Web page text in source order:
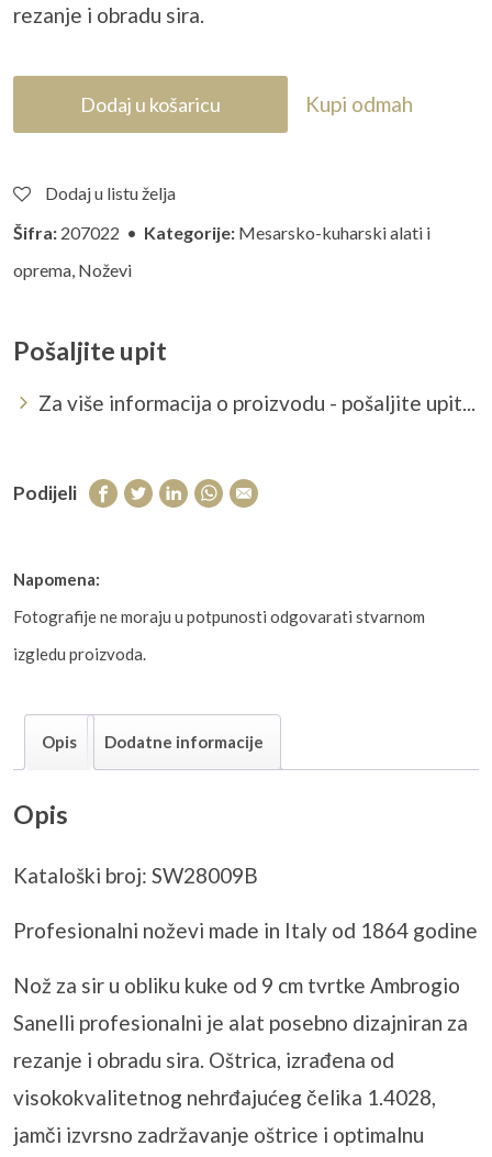
rezanje i obradu sira.
Dodaj u košaricu Kupi odmah
Dodaj u listu želja
Šifra: 207022 • Kategorije: Mesarsko-kuharski alati i
oprema Noževi
Pošaljite upit
Za više informacija o proizvodu - pošaljite upit...
Podijeli
Napomena:
Fotografije ne moraju u potpunosti odgovarati stvarnom
izgledu proizvoda.
Opis Dodatne informacije
Opis
Kataloški broj: SW28009B
Profesionalni noževi made in Italy od 1864 godine
Nož za sir u obliku kuke od 9 cm tvrtke Ambrogio
Sanelli profesionalni je alat posebno dizajniran za
rezanje i obradu sira. Oštrica, izrađena od
visokokvalitetnog nehrđajućeg čelika 1.4028,
jamči izvrsno zadržavanje oštrice i optimalnu